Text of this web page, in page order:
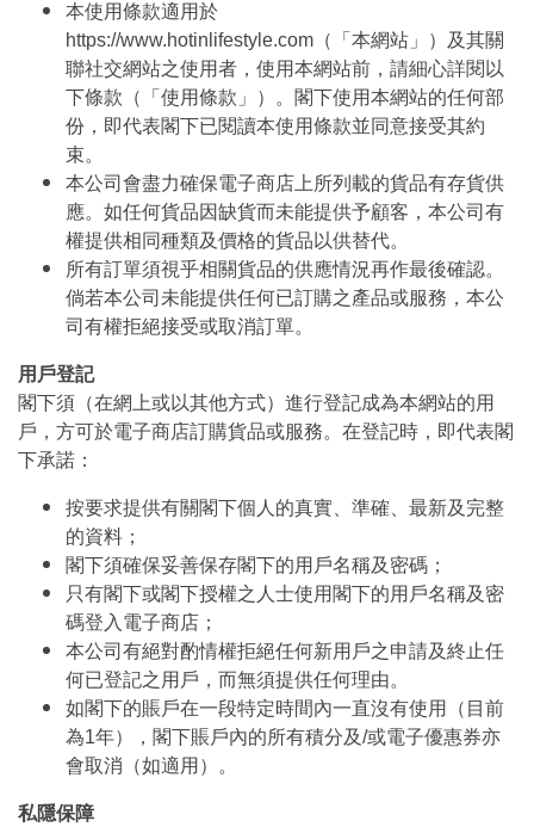
本使用條款適用於
https://www.hotinlifestyle.com（「本網站」）及其關
聯社交網站之使用者，使用本網站前，請細心詳閱以
下條款（「使用條款」）。閣下使用本網站的任何部
份，即代表閣下已閱讀本使用條款並同意接受其約
束。
本公司會盡力確保電子商店上所列載的貨品有存貨供
應。如任何貨品因缺貨而未能提供予顧客，本公司有
權提供相同種類及價格的貨品以供替代。
所有訂單須視乎相關貨品的供應情況再作最後確認。
倘若本公司未能提供任何已訂購之產品或服務，本公
司有權拒絕接受或取消訂單。
用戶登記
閣下須（在網上或以其他方式）進行登記成為本網站的用
戶，方可於電子商店訂購貨品或服務。在登記時，即代表閣
下承諾：
按要求提供有關閣下個人的真實、準確、最新及完整
的資料；
閣下須確保妥善保存閣下的用戶名稱及密碼；
只有閣下或閣下授權之人士使用閣下的用戶名稱及密
碼登入電子商店；
本公司有絕對酌情權拒絕任何新用戶之申請及終止任
何已登記之用戶，而無須提供任何理由。
如閣下的賬戶在一段特定時間內一直沒有使用（目前
為1年），閣下賬戶內的所有積分及/或電子優惠券亦
會取消（如適用）。
私隱保障